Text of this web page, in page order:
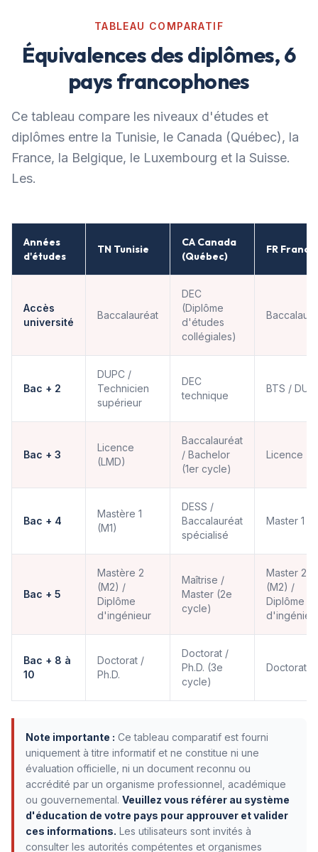
TABLEAU COMPARATIF
Équivalences des diplômes, 6
pays francophones
Ce tableau compare les niveaux d'études et
diplômes entre la Tunisie, le Canada (Québec), la
France, la Belgique, le Luxembourg et la Suisse.
Les.
Années
d'études
TN Tunisie
CA Canada
(Québec)
FR France
Accès
université
Baccalauréat
DEC
(Diplôme
d'études
collégiales)
Bac + 2
DUPC /
Technicien
supérieur
DEC
technique
BTS / DUT
Bac + 3
Licence
(LMD)
Baccalauréat
/ Bachelor
(1er cycle)
Licence
Bac + 4
Mastère 1
(M1)
DESS /
Baccalauréat
spécialisé
Master 1
Bac + 5
Mastère 2
(M2) /
Diplôme
d'ingénieur
Maîtrise /
Master (2e
cycle)
Master 2
(M2) /
Diplôme
Bac + 8 à
10
Doctorat /
Ph.D.
Doctorat /
Ph.D. (3e
cycle)
Doctorat
Note importante : Ce tableau comparatif est fourni
uniquement à titre informatif et ne constitue ni une
évaluation officielle, ni un document reconnu ou
accrédité par un organisme professionnel, académique
ou gouvernemental. Veuillez vous référer au système
d'éducation de votre pays pour approuver et valider
ces informations. Les utilisateurs sont invités à
consulter les autorités compétentes et organismes